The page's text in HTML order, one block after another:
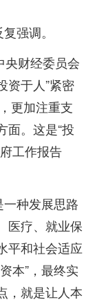
强调。
央财经委员会
资于人”紧密
更加注重支
面。这是“投
工作报告
一种发展思路
医疗、就业保
平和社会适应
本”，最终实
，就是让人本